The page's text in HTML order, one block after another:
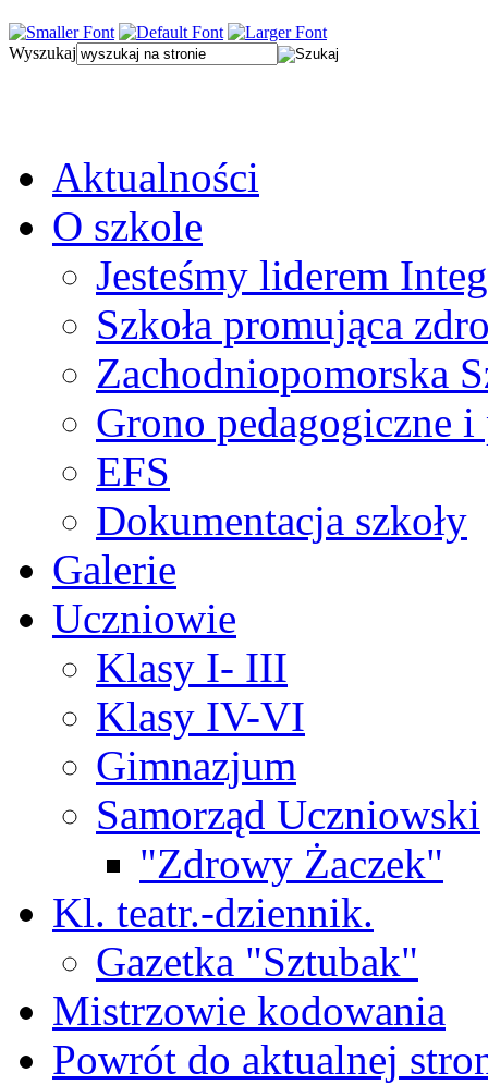
Wyszukaj
Aktualności
O szkole
Jesteśmy liderem
Szkoła promująca
Zachodniopomorska
Grono pedagogiczne
EFS
Dokumentacja szkoły
Galerie
Uczniowie
Klasy I- III
Klasy IV-VI
Gimnazjum
Samorząd Uczniowski
"Zdrowy Żaczek"
Kl. teatr.-dziennik.
Gazetka "Sztubak"
Mistrzowie kodowania
Powrót do aktualnej